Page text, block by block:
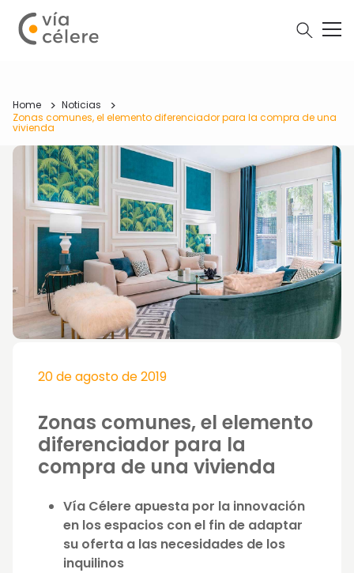
Home
Noticias
Zonas comunes, el elemento diferenciador para la compra de una
vivienda
20 de agosto de 2019
Zonas comunes, el elemento
diferenciador para la
compra de una vivienda
Vía Célere apuesta por la innovación
en los espacios con el fin de adaptar
su oferta a las necesidades de los
inquilinos